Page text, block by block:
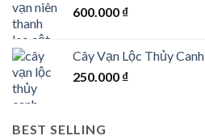
600.000 ₫
Cây Vạn Lộc Thủy Canh
250.000 ₫
BEST SELLING